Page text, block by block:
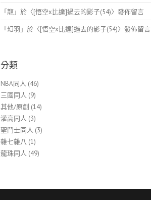
「龍」於〈[悟空x比達]過去的影子(54)〉發佈留言
「幻羽 」於〈[悟空x比達]過去的影子(54)〉發佈留言
分類
NBA同人 (46)
三國同人 (9)
其他/原創 (14)
灌高同人 (3)
聖鬥士同人 (3)
雜七雜八 (1)
龍珠同人 (49)